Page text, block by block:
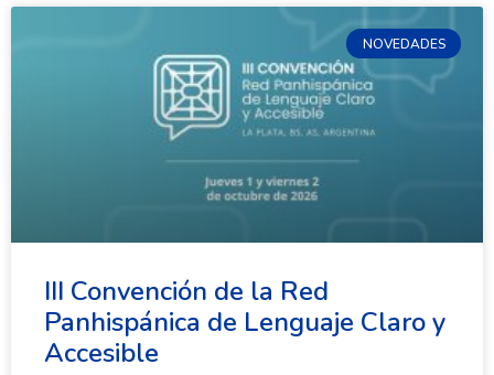
NOVEDADES
III Convención de la Red
Panhispánica de Lenguaje Claro y
Accesible